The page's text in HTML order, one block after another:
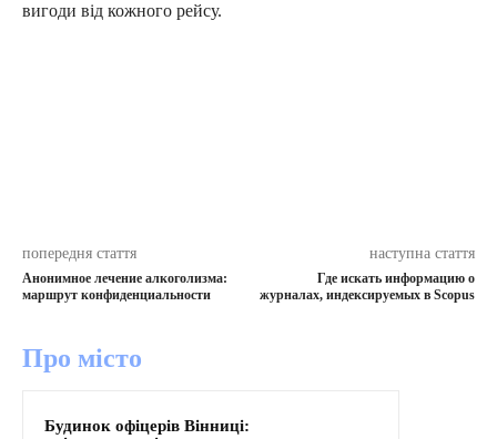
вигоди від кожного рейсу.
попередня стаття
Анонимное лечение алкоголизма:
маршрут конфиденциальности
наступна стаття
Где искать информацию о
журналах, индексируемых в Scopus
Про місто
Будинок офіцерів Вінниці: